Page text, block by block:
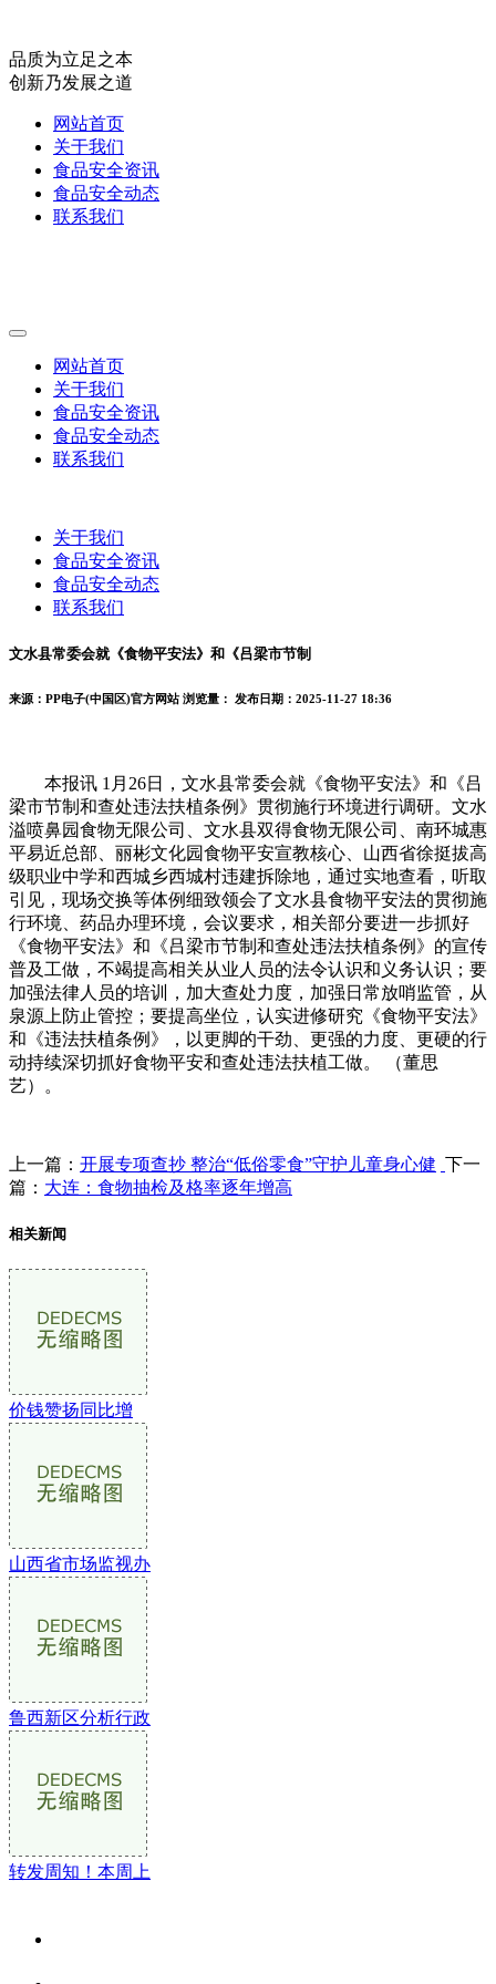
品质为立足之本
创新乃发展之道
网站首页
关于我们
食品安全资讯
食品安全动态
联系我们
网站首页
关于我们
食品安全资讯
食品安全动态
联系我们
关于我们
食品安全资讯
食品安全动态
联系我们
文水县常委会就《食物平安法》和《吕梁市节制
来源：PP电子(中国区)官方网站 浏览量： 发布日期：2025-11-27 18:36
本报讯 1月26日，文水县常委会就《食物平安法》和《吕
梁市节制和查处违法扶植条例》贯彻施行环境进行调研。文水
溢喷鼻园食物无限公司、文水县双得食物无限公司、南环城惠
平易近总部、丽彬文化园食物平安宣教核心、山西省徐挺拔高
级职业中学和西城乡西城村违建拆除地，通过实地查看，听取
引见，现场交换等体例细致领会了文水县食物平安法的贯彻施
行环境、药品办理环境，会议要求，相关部分要进一步抓好
《食物平安法》和《吕梁市节制和查处违法扶植条例》的宣传
普及工做，不竭提高相关从业人员的法令认识和义务认识；要
加强法律人员的培训，加大查处力度，加强日常放哨监管，从
泉源上防止管控；要提高坐位，认实进修研究《食物平安法》
和《违法扶植条例》，以更脚的干劲、更强的力度、更硬的行
动持续深切抓好食物平安和查处违法扶植工做。 （董思
艺）。
上一篇： 开展专项查抄 整治“低俗零食”守护儿童身心健 下一
篇： 大连：食物抽检及格率逐年增高
相关新闻
价钱赞扬同比增
山西省市场监视办
鲁西新区分析行政
转发周知！本周上